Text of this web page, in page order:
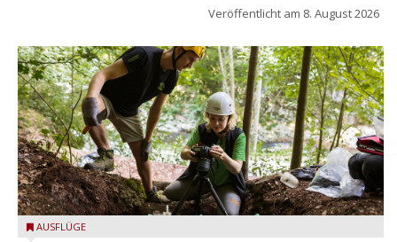
Veröffentlicht am 8. August 2026
die archäologische Fundstätte Riparo Prà da Stua am Monte
AUSFLÜGE